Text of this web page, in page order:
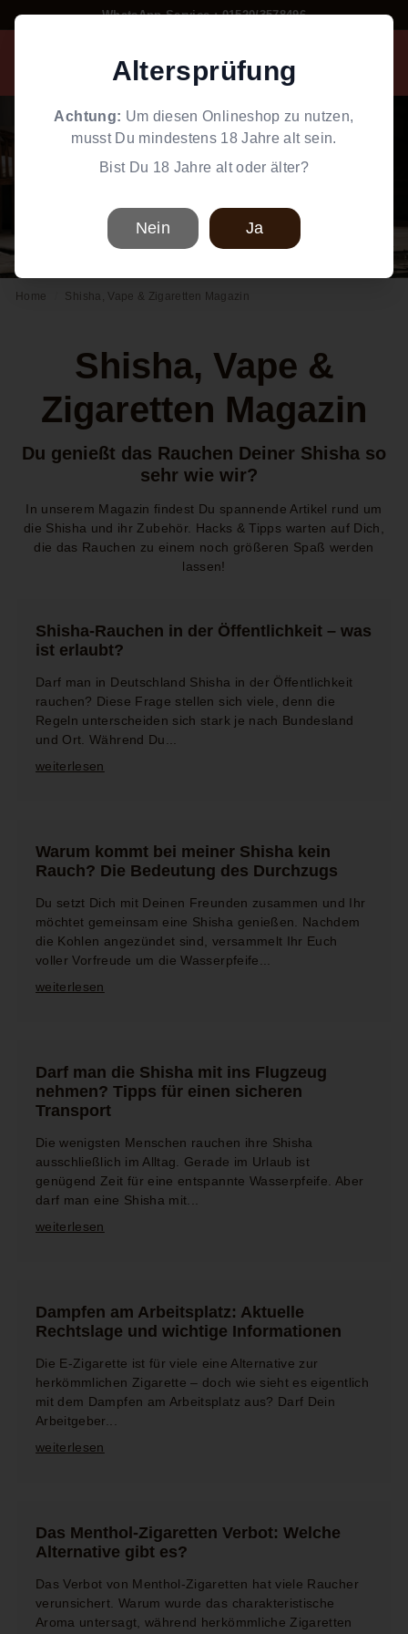
Altersprüfung
Achtung: Um diesen Onlineshop zu nutzen,
musst Du mindestens 18 Jahre alt sein.
Bist Du 18 Jahre alt oder älter?
Nein Ja
zum
WhatsApp Service : 01520/3578496
o
k
Suche
Home Shisha, Vape & Zigaretten Magazin
Shisha, Vape &
Zigaretten Magazin
Du genießt das Rauchen Deiner Shisha so
sehr wie wir?
In unserem Magazin findest Du spannende Artikel rund um
die Shisha und ihr Zubehör. Hacks & Tipps warten auf Dich,
die das Rauchen zu einem noch größeren Spaß werden
lassen!
Shisha-Rauchen in der Öffentlichkeit – was
ist erlaubt?
Darf man in Deutschland Shisha in der Öffentlichkeit
rauchen? Diese Frage stellen sich viele, denn die
Regeln unterscheiden sich stark je nach Bundesland
und Ort. Während Du...
weiterlesen
Warum kommt bei meiner Shisha kein
Rauch? Die Bedeutung des Durchzugs
Du setzt Dich mit Deinen Freunden zusammen und Ihr
möchtet gemeinsam eine Shisha genießen. Nachdem
die Kohlen angezündet sind, versammelt Ihr Euch
voller Vorfreude um die Wasserpfeife...
weiterlesen
Darf man die Shisha mit ins Flugzeug
nehmen? Tipps für einen sicheren
Transport
Die wenigsten Menschen rauchen ihre Shisha
ausschließlich im Alltag. Gerade im Urlaub ist
genügend Zeit für eine entspannte Wasserpfeife. Aber
darf man eine Shisha mit...
weiterlesen
Dampfen am Arbeitsplatz: Aktuelle
Rechtslage und wichtige Informationen
Die E-Zigarette ist für viele eine Alternative zur
herkömmlichen Zigarette – doch wie sieht es eigentlich
mit dem Dampfen am Arbeitsplatz aus? Darf Dein
Arbeitgeber...
weiterlesen
Das Menthol-Zigaretten Verbot: Welche
Alternative gibt es?
Das Verbot von Menthol-Zigaretten hat viele Raucher
verunsichert. Warum wurde das charakteristische
Aroma untersagt, während herkömmliche Zigaretten